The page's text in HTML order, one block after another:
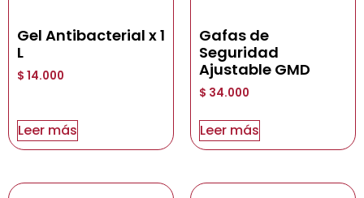
Gel Antibacterial x 1
L
$ 14.000
Leer más
Gafas de
Seguridad
Ajustable GMD
$ 34.000
Leer más